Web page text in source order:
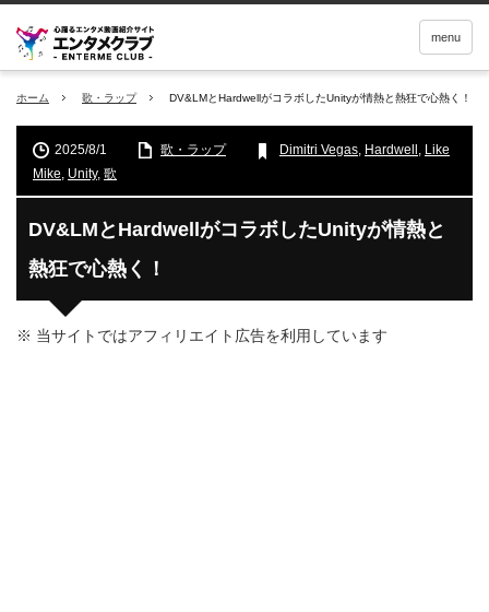
menu
ホーム 歌・ラップ DV&LMとHardwellがコラボしたUnityが情熱と熱狂で心熱く！
2025/8/1 歌・ラップ Dimitri Vegas, Hardwell , Like
Mike, Unity, 歌
DV&LMとHardwellがコラボしたUnityが情熱と
熱狂で心熱く！
※ 当サイトではアフィリエイト広告を利用しています